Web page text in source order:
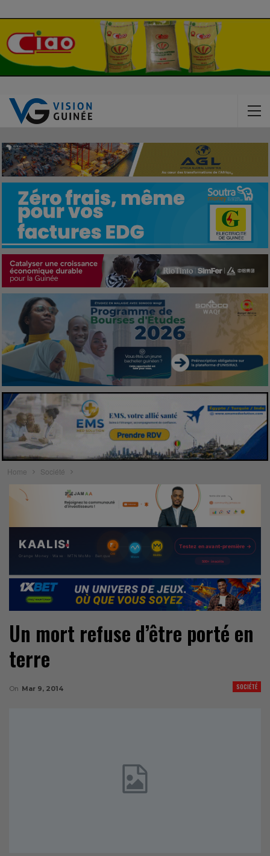
Home Société
Un mort refuse d’être porté en
terre
SOCIÉTÉ
On Mar 9, 2014